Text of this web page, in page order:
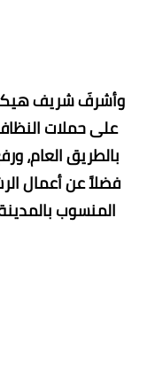
وأشرفَ شريف
على حملات
بالطريق العام،
فضلاً عن أعمال
المنسوب